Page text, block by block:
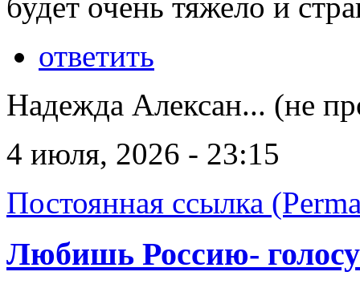
ответить
Надежда Алексан... (не
4 июля, 2026 - 23:15
Постоянная ссылка
Любишь Россию-